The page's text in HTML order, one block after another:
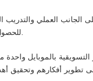
الجانب العملي
للحصول على المهارات والخبرات اللازمة للنجاح في حياتهم المهنية.
بالموبايل